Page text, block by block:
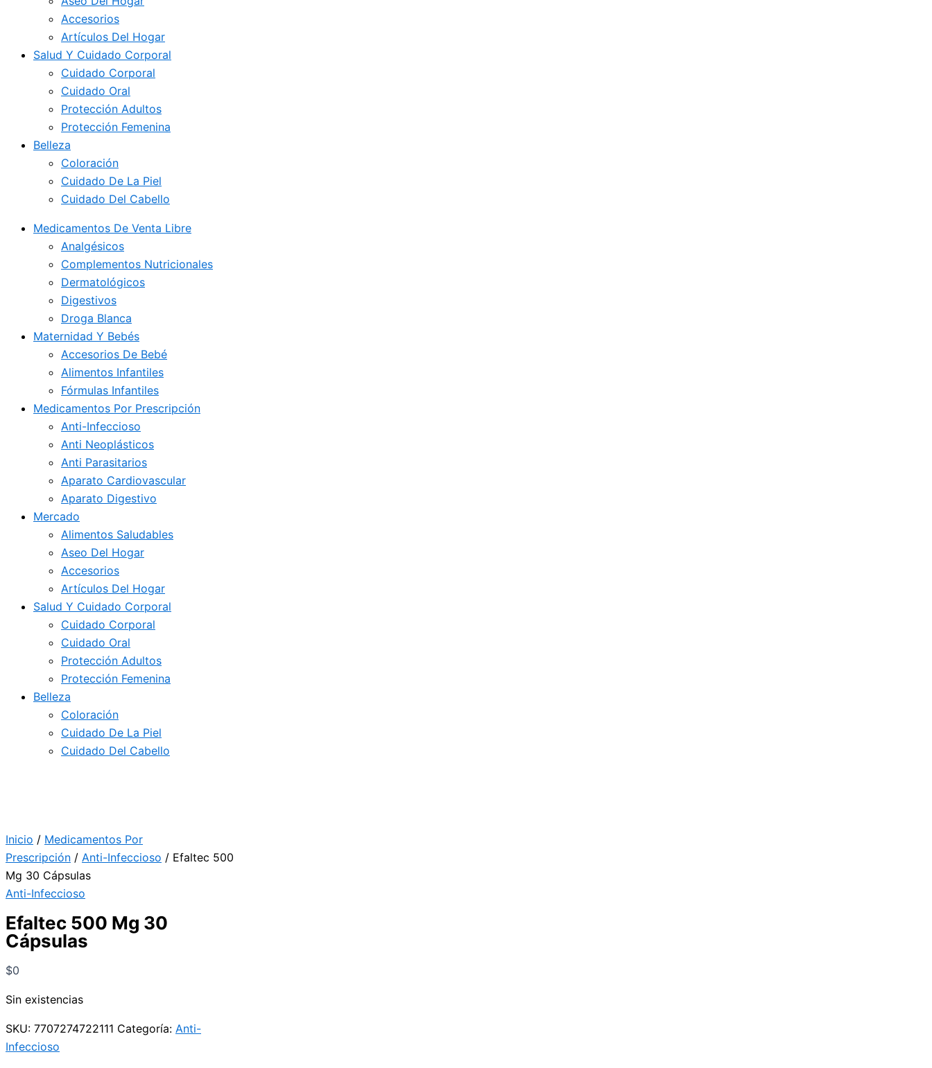
Accesorios
Artículos Del Hogar
Salud Y Cuidado Corporal
Cuidado Corporal
Cuidado Oral
Protección Adultos
Protección Femenina
Belleza
Coloración
Cuidado De La Piel
Cuidado Del Cabello
Medicamentos De Venta Libre
Analgésicos
Complementos Nutricionales
Dermatológicos
Digestivos
Droga Blanca
Maternidad Y Bebés
Accesorios De Bebé
Alimentos Infantiles
Fórmulas Infantiles
Medicamentos Por Prescripción
Anti-Infeccioso
Anti Neoplásticos
Anti Parasitarios
Aparato Cardiovascular
Aparato Digestivo
Mercado
Alimentos Saludables
Aseo Del Hogar
Accesorios
Artículos Del Hogar
Salud Y Cuidado Corporal
Cuidado Corporal
Cuidado Oral
Protección Adultos
Protección Femenina
Belleza
Coloración
Cuidado De La Piel
Cuidado Del Cabello
Inicio / Medicamentos Por
Prescripción / Anti-Infeccioso / Efaltec 500
Mg 30 Cápsulas
Anti-Infeccioso
Efaltec 500 Mg 30
Cápsulas
$0
Sin existencias
SKU: 7707274722111 Categoría: Anti-
Infeccioso